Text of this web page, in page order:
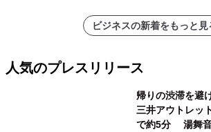
ビジネスの新着をもっと見
人気のプレスリリース
帰りの渋滞を避
三井アウトレッ
で約5分 湯舞音